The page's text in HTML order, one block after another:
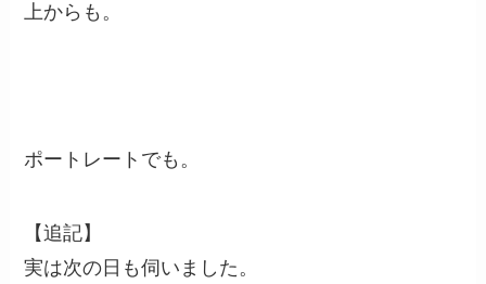
上からも。
ポートレートでも。
【追記】
実は次の日も伺いました。